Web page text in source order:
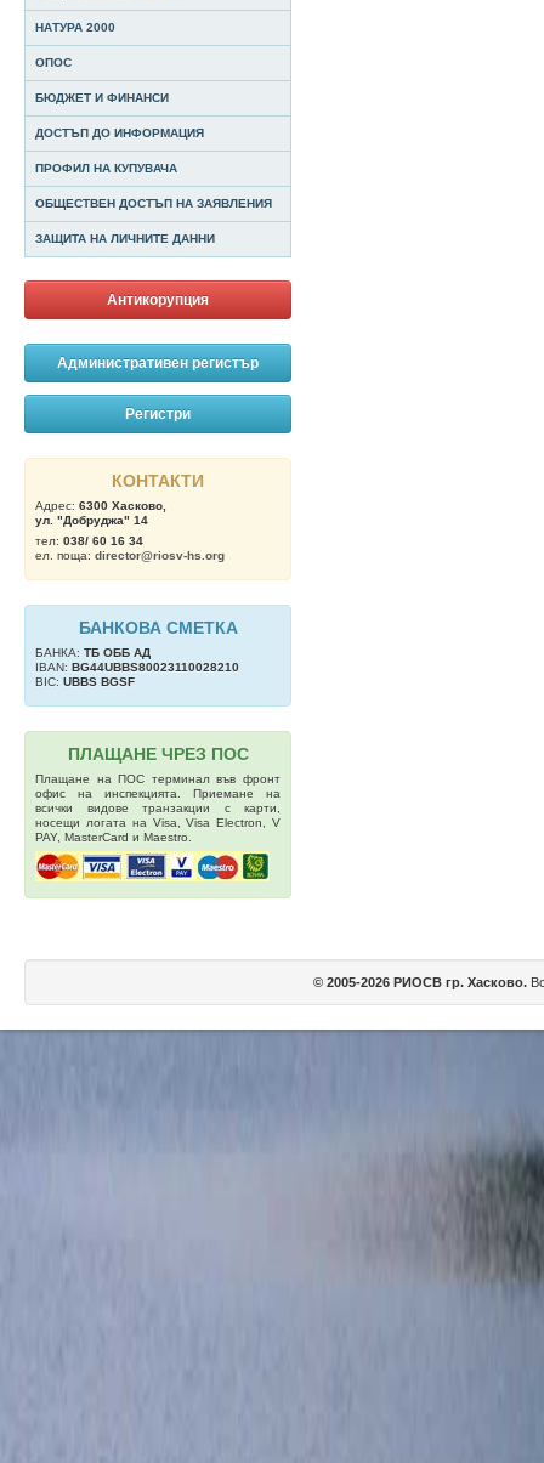
НАТУРА 2000
ОПОС
БЮДЖЕТ И ФИНАНСИ
ДОСТЪП ДО ИНФОРМАЦИЯ
ПРОФИЛ НА КУПУВАЧА
ОБЩЕСТВЕН ДОСТЪП НА ЗАЯВЛЕНИЯ
ЗАЩИТА НА ЛИЧНИТЕ ДАННИ
Антикорупция
Административен регистър
Регистри
КОНТАКТИ
Адрес: 6300 Хасково,
ул. "Добруджа" 14
тел: 038/ 60 16 34
ел. поща: director@riosv-hs.org
БАНКОВА СМЕТКА
БАНКА: ТБ OББ АД
IBAN: BG44UBBS80023110028210
BIC: UBBS BGSF
ПЛАЩАНЕ ЧРЕЗ ПОС
Плащане на ПОС терминал във фронт
офис на инспекцията. Приемане на
всички видове транзакции с карти,
носещи логата на Visa, Visa Electron, V
PAY, MasterCard и Maestro.
© 2005-2026 РИОСВ гр. Хасково.